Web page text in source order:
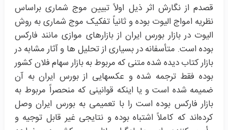
قصدم از نگارش اثر ذیل اولاً تبیین موج شماری براساس
نظریه امواج الیوت بوده و ثانیاً تفکیک موج شماری به روش
الیوت در بازار بورس ایران از بازارهای موازی مانند فارکس
بوده است. متأسفانه در بسیاری از تحلیل ها و آثار مشابه در
بازار کتاب دیده شده متنی که مربوط به بازار سهام فلان کشور
بوده فقط ترجمه شده و عکسهایی از بورس ایران به آن
ضمیمه شده است و یا اینکه قوانینی که منحصراً مربوط به
بازار فارکس بوده است را با تعمیمی به بورس ایران وصل
کرده‌اند که کاملاً اشتباه بوده و نتایجی غیر قابل توجیه و